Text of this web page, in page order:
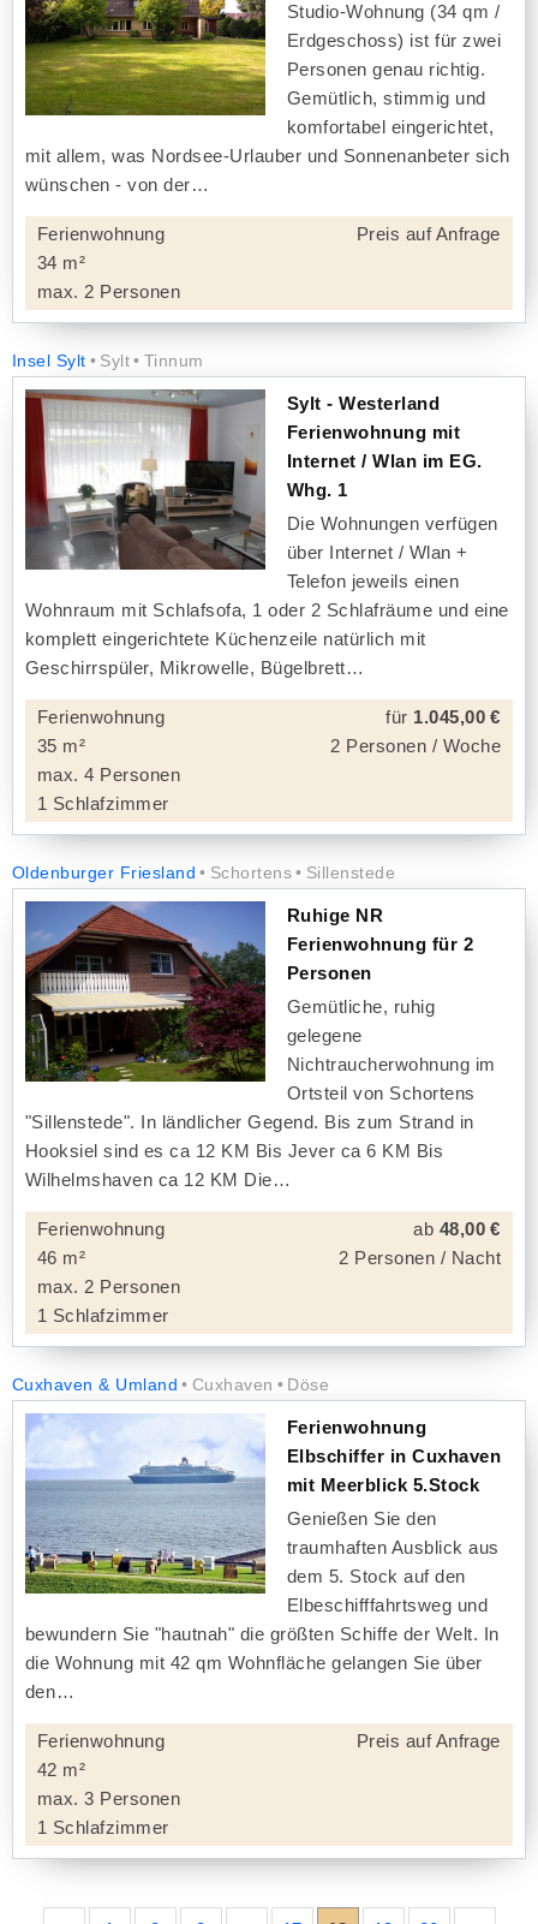
Studio-Wohnung (34 qm /
Erdgeschoss) ist für zwei
Personen genau richtig.
Gemütlich, stimmig und
komfortabel eingerichtet,
mit allem, was Nordsee-Urlauber und Sonnenanbeter sich
wünschen - von der
Ferienwohnung
34 m²
max. 2 Personen
Preis auf Anfrage
Insel Sylt Sylt Tinnum
Sylt - Westerland
Ferienwohnung mit
Internet / Wlan im EG.
Whg. 1
Die Wohnungen verfügen
über Internet / Wlan +
Telefon jeweils einen
Wohnraum mit Schlafsofa, 1 oder 2 Schlafräume und eine
komplett eingerichtete Küchenzeile natürlich mit
Geschirrspüler, Mikrowelle, Bügelbrett
Ferienwohnung
35 m²
max. 4 Personen
1 Schlafzimmer
für 1.045,00 €
2 Personen / Woche
Oldenburger Friesland Schortens Sillenstede
Ruhige NR
Ferienwohnung für 2
Personen
Gemütliche, ruhig
gelegene
Nichtraucherwohnung im
Ortsteil von Schortens
"Sillenstede". In ländlicher Gegend. Bis zum Strand in
Hooksiel sind es ca 12 KM Bis Jever ca 6 KM Bis
Wilhelmshaven ca 12 KM Die
Ferienwohnung
46 m²
max. 2 Personen
1 Schlafzimmer
ab 48,00 €
2 Personen / Nacht
Cuxhaven & Umland Cuxhaven Döse
Ferienwohnung
Elbschiffer in Cuxhaven
mit Meerblick 5.Stock
Genießen Sie den
traumhaften Ausblick aus
dem 5. Stock auf den
Elbeschifffahrtsweg und
bewundern Sie "hautnah" die größten Schiffe der Welt. In
die Wohnung mit 42 qm Wohnfläche gelangen Sie über
den
Ferienwohnung
42 m²
max. 3 Personen
1 Schlafzimmer
Preis auf Anfrage